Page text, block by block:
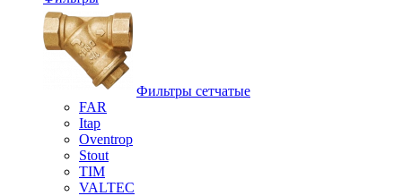
Фильтры сетчатые
FAR
Itap
Oventrop
Stout
TIM
VALTEC